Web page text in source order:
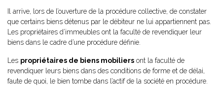
Il arrive, lors de l’ouverture de la procédure collective, de constater
que certains biens détenus par le débiteur ne lui appartiennent pas.
Les propriétaires d’immeubles ont la faculté de revendiquer leur
biens dans le cadre d’une procédure définie.
Les propriétaires de biens mobiliers ont la faculté de
revendiquer leurs biens dans des conditions de forme et de délai,
faute de quoi, le bien tombe dans l’actif de la société en procédure.